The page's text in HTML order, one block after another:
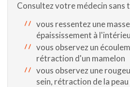
Consultez votre médecin sans
vous ressentez une
épaississement à
vous observez un
rétraction d'un mamelon
vous observez une
sein, rétraction de la peau